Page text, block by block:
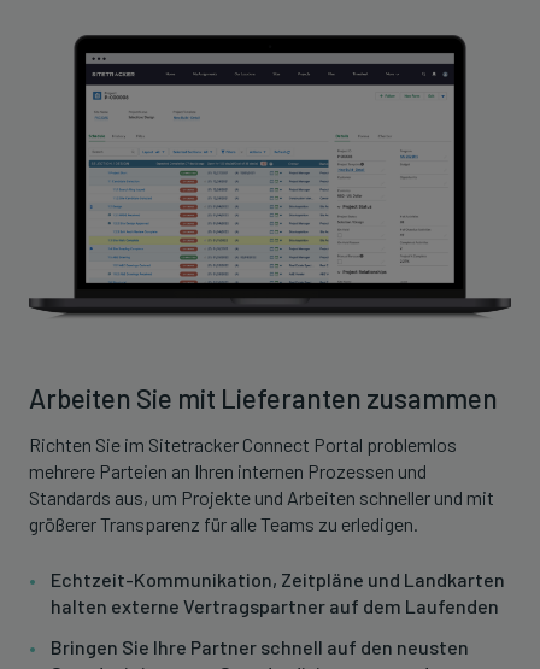
Arbeiten Sie mit Lieferanten zusammen
Richten Sie im Sitetracker Connect Portal problemlos
mehrere Parteien an Ihren internen Prozessen und
Standards aus, um Projekte und Arbeiten schneller und mit
größerer Transparenz für alle Teams zu erledigen.
Echtzeit-Kommunikation, Zeitpläne und Landkarten
halten externe Vertragspartner auf dem Laufenden
Bringen Sie Ihre Partner schnell auf den neusten